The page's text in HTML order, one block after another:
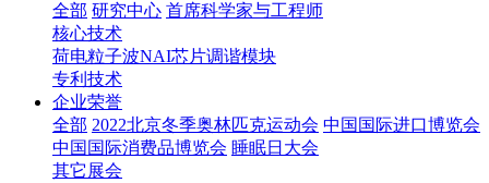
全部 研究中心 首席科学家与工程师
核心技术
荷电粒子波NAI芯片调谐模块
专利技术
企业荣誉
全部 2022北京冬季奥林匹克运动会 中国国际进口博览会
中国国际消费品博览会 睡眠日大会
其它展会